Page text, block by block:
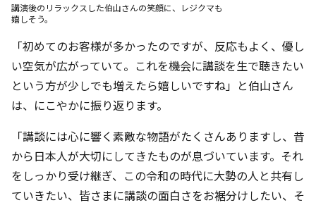
講演後のリラックスした伯山さんの笑顔に、レジクマも
嬉しそう。
「初めてのお客様が多かったのですが、反応もよく、優し
い空気が広がっていて。これを機会に講談を生で聴きたい
という方が少しでも増えたら嬉しいですね」と伯山さん
は、にこやかに振り返ります。
「講談には心に響く素敵な物語がたくさんありますし、昔
から日本人が大切にしてきたものが息づいています。それ
をしっかり受け継ぎ、この令和の時代に大勢の人と共有し
ていきたい、皆さまに講談の面白さをお裾分けしたい、そ